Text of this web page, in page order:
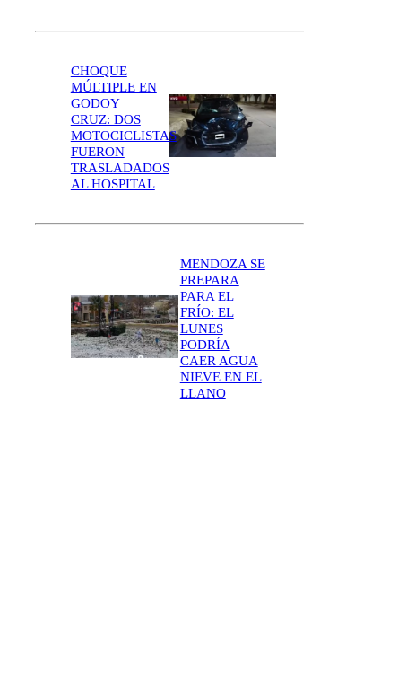
CHOQUE
MÚLTIPLE EN
GODOY
CRUZ: DOS
MOTOCICLISTAS
FUERON
TRASLADADOS
AL HOSPITAL
MENDOZA SE
PREPARA
PARA EL
FRÍO: EL
LUNES
PODRÍA
CAER AGUA
NIEVE EN EL
LLANO